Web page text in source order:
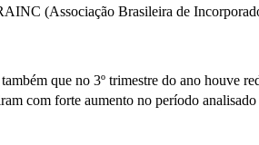
(Associação Brasileira de
que no 3º trimestre do ano houve
com forte aumento no período